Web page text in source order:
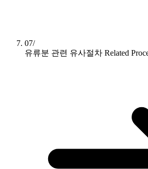
07/
유류분 관련 유사절차 Related